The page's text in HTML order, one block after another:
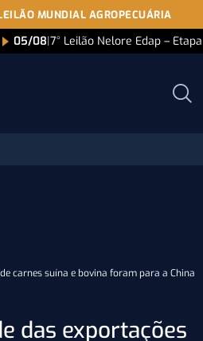
MUNDIAL AGROPECUÁRIA
05/08|7° Leilão Nelore Edap –
carnes suína e bovina foram para a China
das exportações